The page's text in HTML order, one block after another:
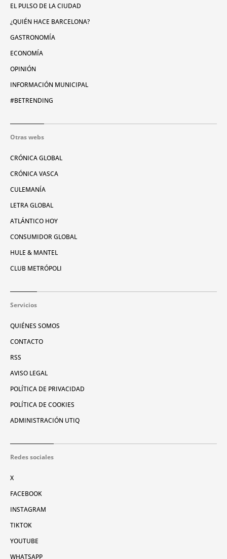
EL PULSO DE LA CIUDAD
¿QUIÉN HACE BARCELONA?
GASTRONOMÍA
ECONOMÍA
OPINIÓN
INFORMACIÓN MUNICIPAL
#BETRENDING
Otras webs
CRÓNICA GLOBAL
CRÓNICA VASCA
CULEMANÍA
LETRA GLOBAL
ATLÁNTICO HOY
CONSUMIDOR GLOBAL
HULE & MANTEL
CLUB METRÓPOLI
Servicios
QUIÉNES SOMOS
CONTACTO
RSS
AVISO LEGAL
POLÍTICA DE PRIVACIDAD
POLÍTICA DE COOKIES
ADMINISTRACIÓN UTIQ
Redes sociales
X
FACEBOOK
INSTAGRAM
TIKTOK
YOUTUBE
WHATSAPP